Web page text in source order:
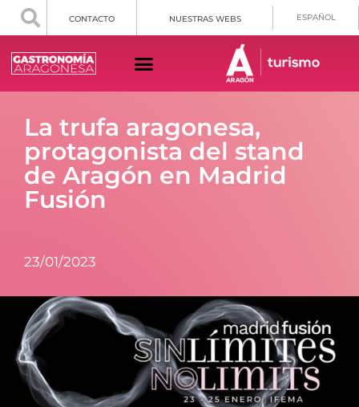
CONTACTO NUESTRAS WEBS ESPAÑOL
La trufa aragonesa,
protagonista del stand
de Aragón en Madrid
Fusión
23/01/2023